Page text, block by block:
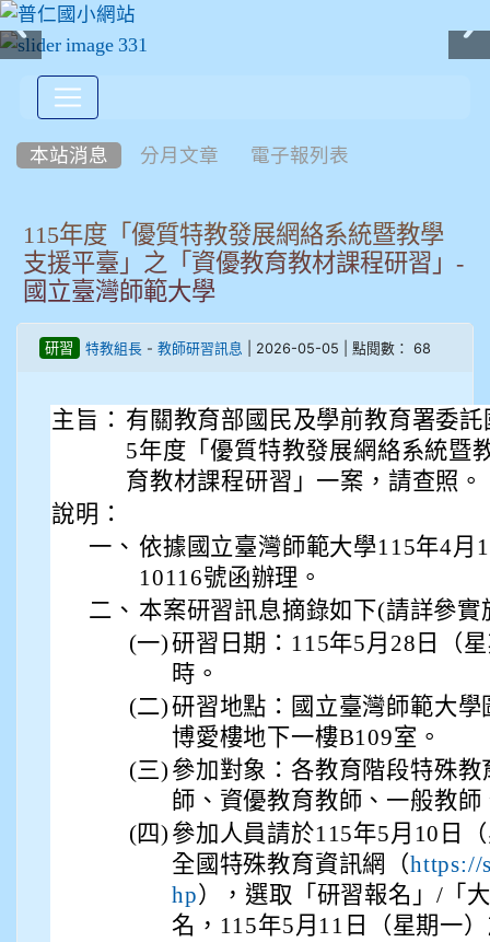
本站消息 分月文章 電子報列表
115年度「優質特教發展網絡系統暨教學
支援平臺」之「資優教育教材課程研習」-
國立臺灣師範大學
研習 特教組長 - 教師研習訊息 | 2026-05-05 | 點閱數： 68
主旨： 有關教育部國民及學前教育署委
5年度「優質特教發展網絡系統暨
育教材課程研習」一案，請查照。
說明：
一、 依據國立臺灣師範大學115年4月
10116號函辦理。
二、 本案研習訊息摘錄如下(請詳參實
(一)研習日期：115年5月28日（
時。
(二)研習地點：國立臺灣師範大
博愛樓地下一樓B109室。
(三) 參加對象：各教育階段特殊
師、資優教育教師、一般教
(四) 參加人員請於115年5月10日
全國特殊教育資訊網（https://
hp），選取「研習報名」/「
名，115年5月11日（星期一